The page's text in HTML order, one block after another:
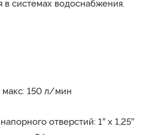
системах водоснабжения.
макс: 150 л/мин
отверстий: 1″ х 1,25″